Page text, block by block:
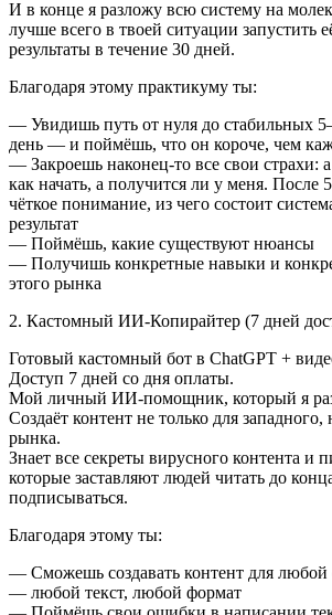
И в конце я разложу всю систему на
лучше всего в твоей ситуации запустить
результаты в течение 30 дней.
Благодаря этому практикуму ты:
— Увидишь путь от нуля до стабильных
день — и поймёшь, что он короче, чем
— Закроешь наконец-то все свои страхи: а
как начать, а получится ли у меня. После
чёткое понимание, из чего состоит
результат
— Поймёшь, какие существуют нюансы
— Получишь конкретные навыки и
этого рынка
2. Кастомный ИИ-Копирайтер (7 дней
Готовый кастомный бот в ChatGPT +
Доступ 7 дней со дня оплаты.
Мой личный ИИ-помощник, который я
Создаёт контент не только для западного,
рынка.
Знает все секреты вирусного контента и
которые заставляют людей читать до
подписываться.
Благодаря этому ты:
— Сможешь создавать контент для любой
— любой текст, любой формат